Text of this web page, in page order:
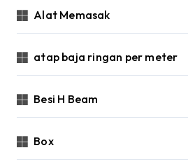
Alat Memasak
atap baja ringan per meter
Besi H Beam
Box